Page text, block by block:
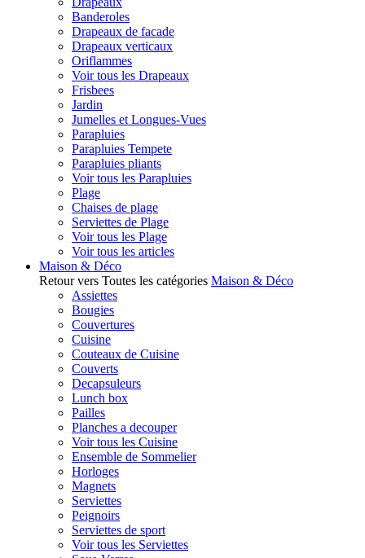
Banderoles
Drapeaux de facade
Drapeaux verticaux
Oriflammes
Voir tous les Drapeaux
Frisbees
Jardin
Jumelles et Longues-Vues
Parapluies
Parapluies Tempete
Parapluies pliants
Voir tous les Parapluies
Plage
Chaises de plage
Serviettes de Plage
Voir tous les Plage
Voir tous les articles
Maison & Déco
Retour vers Toutes les catégories Maison & Déco
Assiettes
Bougies
Couvertures
Cuisine
Couteaux de Cuisine
Couverts
Decapsuleurs
Lunch box
Pailles
Planches a decouper
Voir tous les Cuisine
Ensemble de Sommelier
Horloges
Magnets
Serviettes
Peignoirs
Serviettes de sport
Voir tous les Serviettes